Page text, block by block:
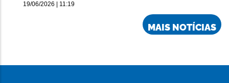
19/06/2026 | 11:19
MAIS NOTÍCIAS